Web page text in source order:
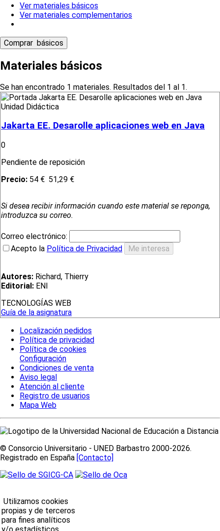
Ver materiales básicos
Ver materiales complementarios
Materiales básicos
Se han encontrado 1 materiales. Resultados del 1 al 1.
Unidad Didáctica
Jakarta EE. Desarolle aplicaciones web en Java
0
Pendiente de reposición
Precio: 54 € 51,29 €
Si desea recibir información cuando este material se reponga,
introduzca su correo.
Correo electrónico:
Acepto la Política de Privacidad
Autores: Richard, Thierry
Editorial: ENI
TECNOLOGÍAS WEB
Guía de la asignatura
Localización pedidos
Política de privacidad
Política de cookies
Configuración
Condiciones de venta
Aviso legal
Atención al cliente
Registro de usuarios
Mapa Web
© Consorcio Universitario - UNED Barbastro 2000-2026.
Registrado en España [Contacto]
Utilizamos cookies
propias y de terceros
para fines analíticos
y/o estadísticos